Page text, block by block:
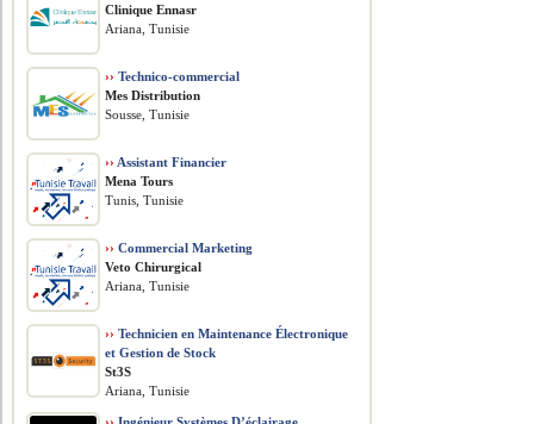
Clinique Ennasr
Ariana, Tunisie
›› Technico-commercial
Mes Distribution
Sousse, Tunisie
›› Assistant Financier
Mena Tours
Tunis, Tunisie
›› Commercial Marketing
Veto Chirurgical
Ariana, Tunisie
›› Technicien en Maintenance Électronique
et Gestion de Stock
St3S
Ariana, Tunisie